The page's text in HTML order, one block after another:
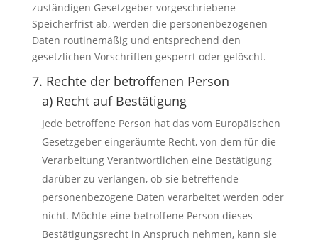
zuständigen Gesetzgeber vorgeschriebene
Speicherfrist ab, werden die personenbezogenen
Daten routinemäßig und entsprechend den
gesetzlichen Vorschriften gesperrt oder gelöscht.
7. Rechte der betroffenen Person
a) Recht auf Bestätigung
Jede betroffene Person hat das vom Europäischen
Gesetzgeber eingeräumte Recht, von dem für die
Verarbeitung Verantwortlichen eine Bestätigung
darüber zu verlangen, ob sie betreffende
personenbezogene Daten verarbeitet werden oder
nicht. Möchte eine betroffene Person dieses
Bestätigungsrecht in Anspruch nehmen, kann sie